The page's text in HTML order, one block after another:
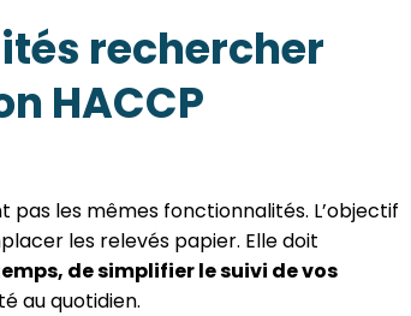
rechercher
HACCP
pas les mêmes fonctionnalités. L’objectif
les relevés papier. Elle doit
de simplifier le suivi de vos
au quotidien.